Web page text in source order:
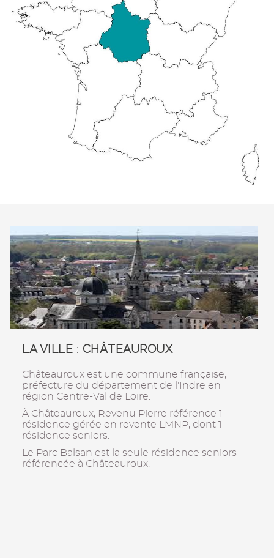
LA VILLE : CHÂTEAUROUX
Châteauroux est une commune française,
préfecture du département de l'Indre en
région Centre-Val de Loire.
À Châteauroux, Revenu Pierre référence 1
résidence gérée en revente LMNP, dont 1
résidence seniors.
Le Parc Balsan est la seule résidence seniors
référencée à Châteauroux.